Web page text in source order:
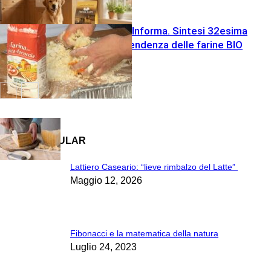
Politica
Agricola
Varie
Varie
Molino Grassi Informa. Sintesi 32esima
settimana e tendenza delle farine BIO
MOST POPULAR
Lattiero Caseario: “lieve rimbalzo del Latte”
Maggio 12, 2026
Fibonacci e la matematica della natura
Luglio 24, 2023